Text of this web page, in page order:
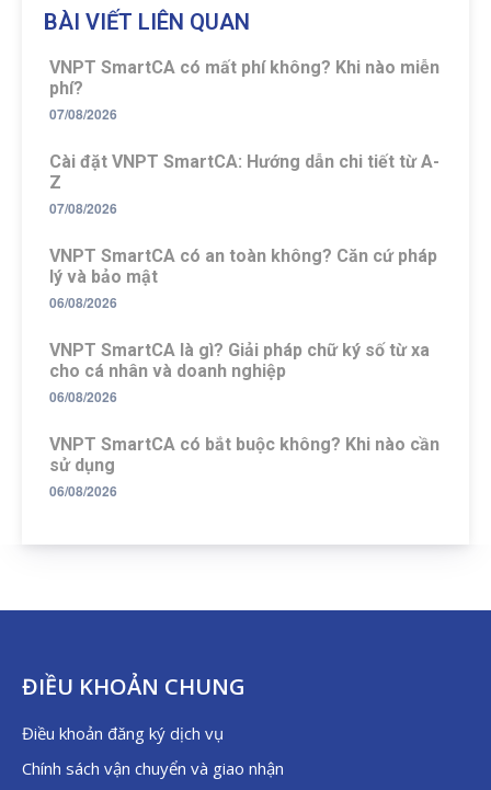
BÀI VIẾT LIÊN QUAN
VNPT SmartCA có mất phí không? Khi nào miễn
phí?
07/08/2026
Cài đặt VNPT SmartCA: Hướng dẫn chi tiết từ A-
Z
07/08/2026
VNPT SmartCA có an toàn không? Căn cứ pháp
lý và bảo mật
06/08/2026
VNPT SmartCA là gì? Giải pháp chữ ký số từ xa
cho cá nhân và doanh nghiệp
06/08/2026
VNPT SmartCA có bắt buộc không? Khi nào cần
sử dụng
06/08/2026
ĐIỀU KHOẢN CHUNG
Điều khoản đăng ký dịch vụ
Chính sách vận chuyển và giao nhận